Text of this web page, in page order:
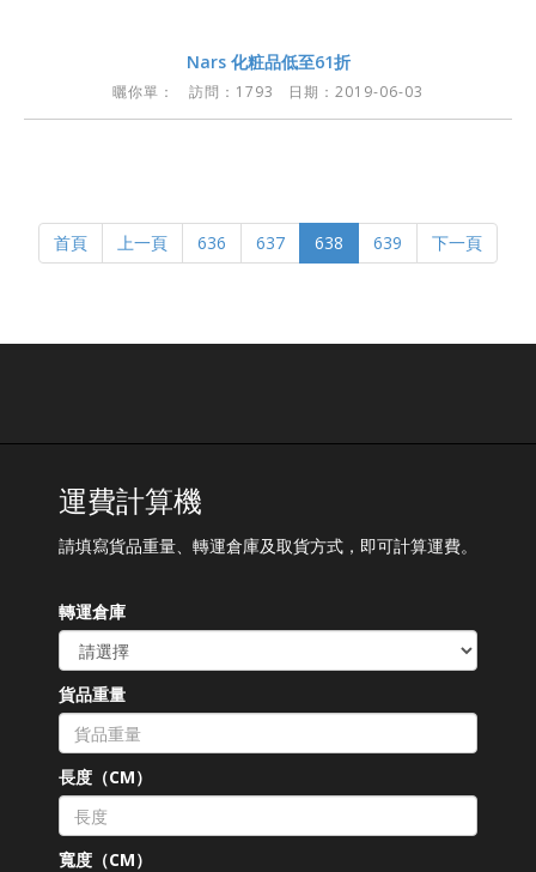
Nars 化粧品低至61折
曬你單： 訪問：1793 日期：2019-06-03
首頁 上一頁 636 637 638 639 下一頁
運費計算機
請填寫貨品重量、轉運倉庫及取貨方式，即可計算運費。
轉運倉庫
貨品重量
長度（CM）
寬度（CM）